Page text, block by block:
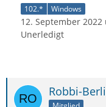
102.* Windows
12. September 2022
Unerledigt
Robbi-